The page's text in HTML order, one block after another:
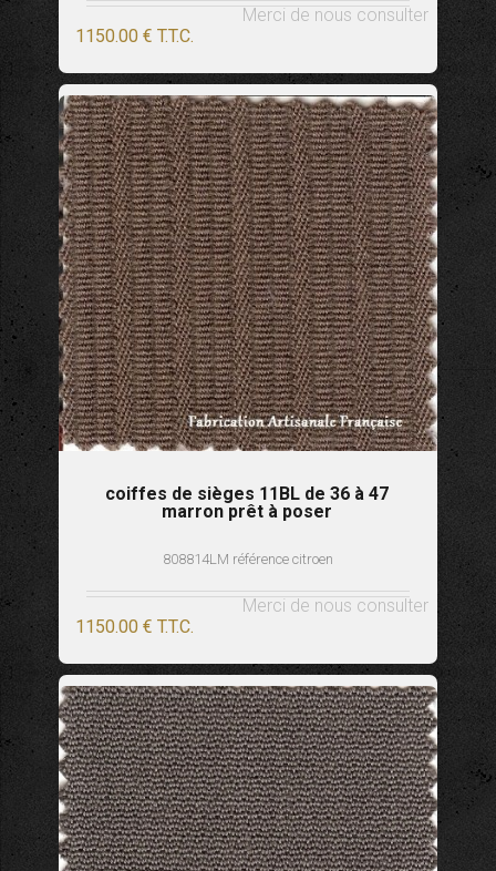
1150.00 € T.T.C.
Merci de nous consulter
coiffes de sièges 11BL de 36 à 47
marron prêt à poser
808814LM référence citroen
1150.00 € T.T.C.
Merci de nous consulter